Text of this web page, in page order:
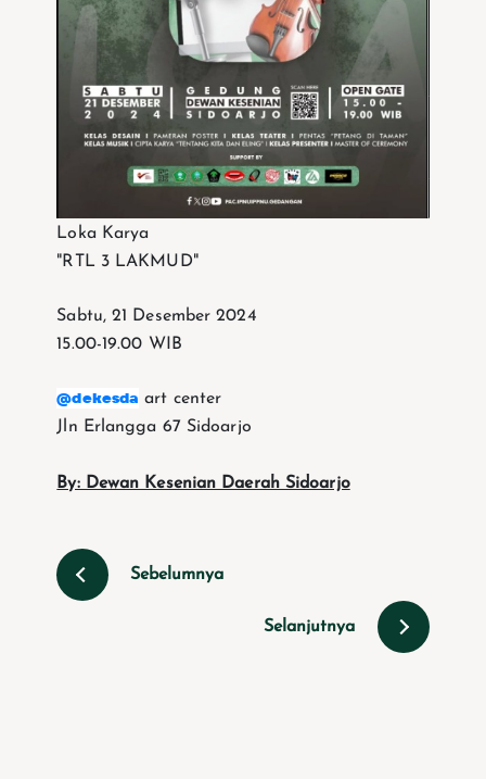
Loka Karya
"RTL 3 LAKMUD"
Sabtu, 21 Desember 2024
15.00-19.00 WIB
@dekesda art center
Jln Erlangga 67 Sidoarjo
By: Dewan Kesenian Daerah Sidoarjo
Sebelumnya
Selanjutnya